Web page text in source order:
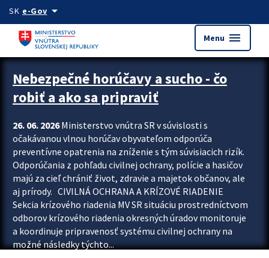
Preskocit na hlavný obsah
SK e-Govarrow_drop_down
Menu menu
Zastavit automatický posun upútavok
Nebezpečné horúčavy a sucho - čo
robiť a ako sa pripraviť
26. 06. 2026Ministerstvo vnútra SR v súvislosti s
očakávanou vlnou horúčav obyvateľom odporúča
preventívne opatrenia na zníženie s tým súvisiacich rizík.
Odporúčania z pohľadu civilnej ochrany, polície a hasičov
majú za cieľ chrániť život, zdravie a majetok občanov, ale
aj prírody. CIVILNÁ OCHRANA A KRÍZOVÉ RIADENIE
Sekcia krízového riadenia MV SR situáciu prostredníctvom
odborov krízového riadenia okresných úradov monitoruje
a koordinuje pripravenosť systému civilnej ochrany na
možné následky týchto...